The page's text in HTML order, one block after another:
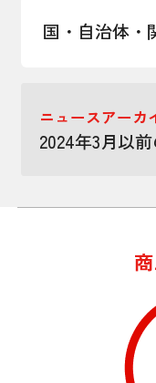
国・自治体・
ニュースアーカ
2024年3月以